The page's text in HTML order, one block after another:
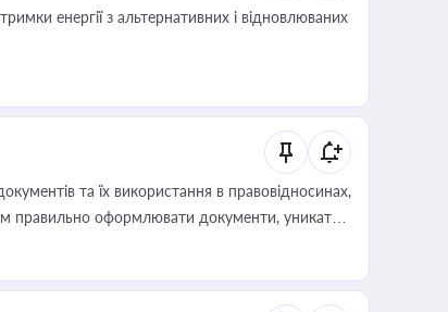
енергії з альтернативних і відновлюваних
та їх використання в правовідносинах,
правильно оформлювати документи, уникати
контрагентами